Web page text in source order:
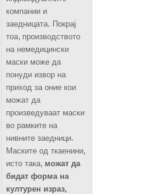
компании и
заедницата. Покрај
тоа, производството
на немедицински
маски може да
понуди извор на
приход за оние кои
можат да
произведуваат маски
во рамките на
нивните заедници.
Маските од ткаенини,
исто така, можат да
бидат форма на
културен израз,